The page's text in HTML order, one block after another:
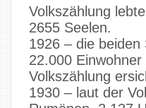
Volkszählung
2655 Seelen.
1926 – die
22.000
Volkszählung
1930 – laut der